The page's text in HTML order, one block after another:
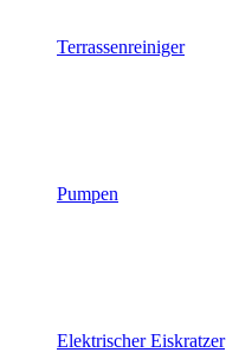
Terrassenreiniger
Pumpen
Elektrischer Eiskratzer